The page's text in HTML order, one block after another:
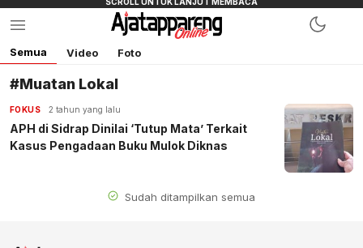
Semua Video Foto
#Muatan Lokal
FOKUS 2 tahun yang lalu
APH di Sidrap Dinilai ‘Tutup Mata’ Terkait
Kasus Pengadaan Buku Mulok Diknas
Sudah ditampilkan semua